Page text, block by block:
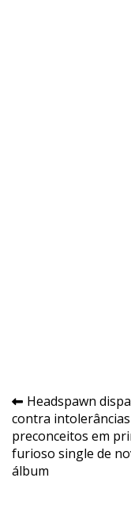
Navegação
de
Post
Headspawn
contra
preconceitos em
furioso single de
álbum